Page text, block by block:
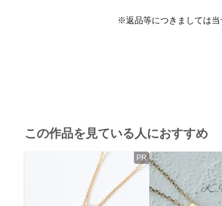
※返品等につきましては当
この作品を見ている人におすすめ
PR